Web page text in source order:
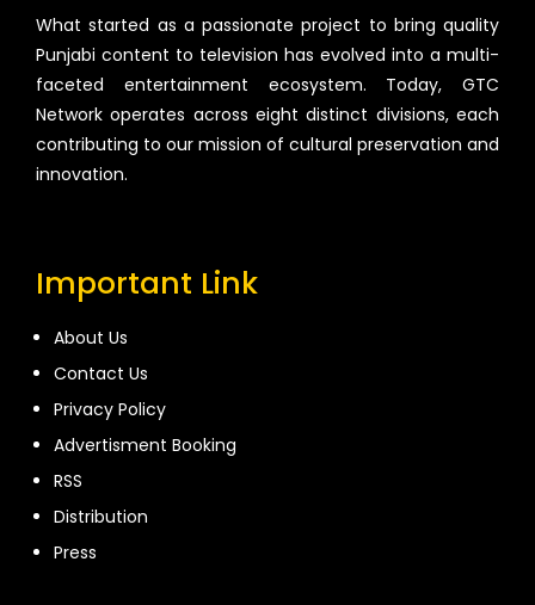
What started as a passionate project to bring quality
Punjabi content to television has evolved into a multi-
faceted entertainment ecosystem. Today, GTC
Network operates across eight distinct divisions, each
contributing to our mission of cultural preservation and
innovation.
Important Link
About Us
Contact Us
Privacy Policy
Advertisment Booking
RSS
Distribution
Press